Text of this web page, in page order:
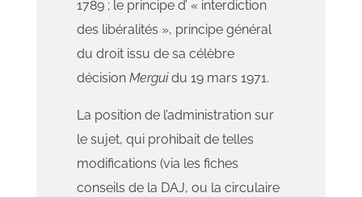
1789 ; le principe d’ « interdiction
des libéralités », principe général
du droit issu de sa célèbre
décision Merguidu 19 mars 1971.
La position de l’administration sur
le sujet, qui prohibait de telles
modifications (via les fiches
conseils de la DAJ, ou la circulaire